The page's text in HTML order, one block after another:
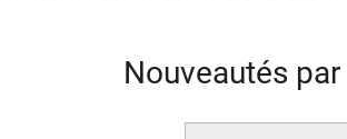
Nouveautés